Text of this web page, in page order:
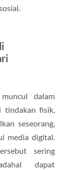
dalam
tindakan fisik,
seseorang,
media digital.
sering
dapat